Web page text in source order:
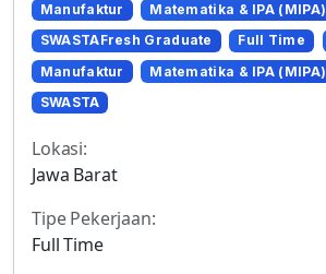
Manufaktur
Matematika & IPA (MIPA)
SWASTAFresh Graduate
Full Time
Manufaktur
Matematika & IPA (MIPA)
SWASTA
Lokasi:
Jawa Barat
Tipe Pekerjaan:
Full Time